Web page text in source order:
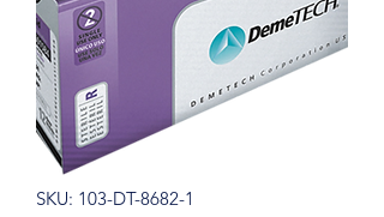
SKU: 103-DT-8682-1